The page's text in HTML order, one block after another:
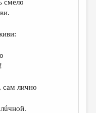
смело
живи:
лично